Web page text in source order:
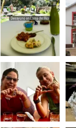
Levantarse, escuchar
el río correr y sentir
el...
19 0
¡Qué desayuno tan
increíble en
@LasQuinceLetras!...
28 3